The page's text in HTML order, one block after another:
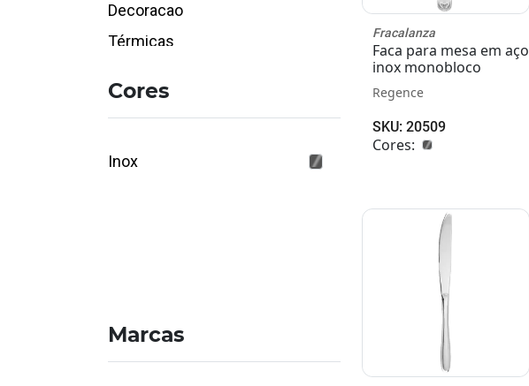
Decoracao
Térmicas
Utensílios de Preparo
Lazer
Cores
Inox
Marcas
Fracalanza
Faca para mesa em aço
inox monobloco
Regence
SKU: 20509
Cores: